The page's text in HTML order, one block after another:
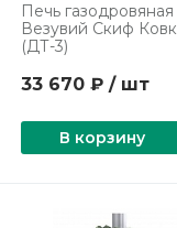
Печь газодровяная
Везувий Скиф
(ДТ-3)
33 670 ₽ / шт
В корзину